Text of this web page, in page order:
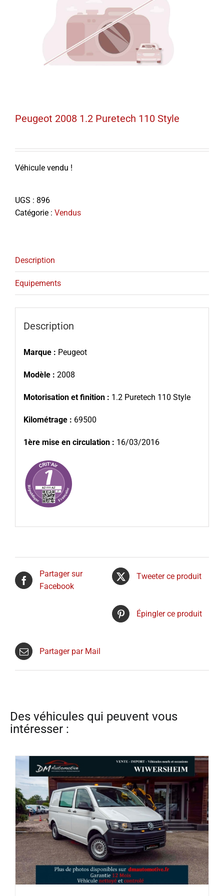
Peugeot 2008 1.2 Puretech 110 Style
Véhicule vendu !
UGS : 896
Catégorie : Vendus
Description
Equipements
Description
Marque : Peugeot
Modèle : 2008
Motorisation et finition : 1.2 Puretech 110 Style
Kilométrage : 69500
1ère mise en circulation : 16/03/2016
Partager sur
Facebook
Tweeter ce produit
Épingler ce produit
Partager par Mail